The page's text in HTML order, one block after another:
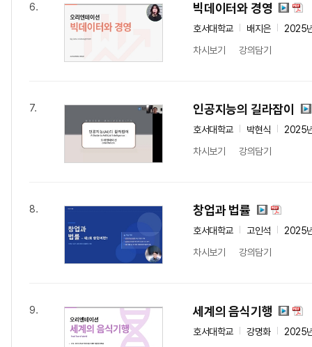
6. 빅데이터와 경영
호서대학교 배지은
2025
차시보기
강의담기
7. 인공지능의 길라잡이
호서대학교 박현식
2025
차시보기
강의담기
8. 창업과 법률
호서대학교 고인석
2025
차시보기
강의담기
9. 세계의 음식기행
호서대학교 강명화
2025